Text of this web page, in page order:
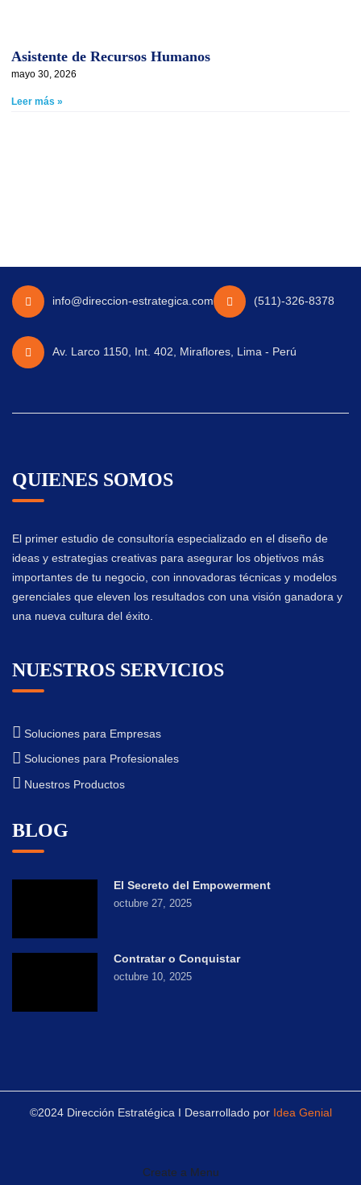
Asistente de Recursos Humanos
mayo 30, 2026
Leer más »
info@direccion-estrategica.com (511)-326-8378
Av. Larco 1150, Int. 402, Miraflores, Lima - Perú
QUIENES SOMOS
El primer estudio de consultoría especializado en el diseño de
ideas y estrategias creativas para asegurar los objetivos más
importantes de tu negocio, con innovadoras técnicas y modelos
gerenciales que eleven los resultados con una visión ganadora y
una nueva cultura del éxito.
NUESTROS SERVICIOS
Soluciones para Empresas
Soluciones para Profesionales
Nuestros Productos
BLOG
El Secreto del Empowerment
octubre 27, 2025
Contratar o Conquistar
octubre 10, 2025
©2024 Dirección Estratégica I Desarrollado por Idea Genial
Create a Menu